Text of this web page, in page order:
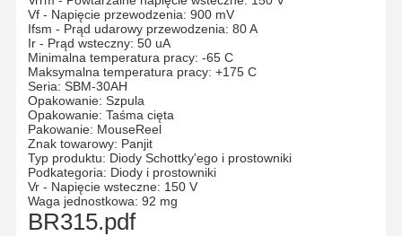
Vf - Napięcie przewodzenia: 900 mV
Ifsm - Prąd udarowy przewodzenia: 80 A
Ir - Prąd wsteczny: 50 uA
Minimalna temperatura pracy: -65 C
Maksymalna temperatura pracy: +175 C
Seria: SBM-30AH
Opakowanie: Szpula
Opakowanie: Taśma cięta
Pakowanie: MouseReel
Znak towarowy: Panjit
Typ produktu: Diody Schottky'ego i prostowniki
Podkategoria: Diody i prostowniki
Vr - Napięcie wsteczne: 150 V
Waga jednostkowa: 92 mg
BR315.pdf